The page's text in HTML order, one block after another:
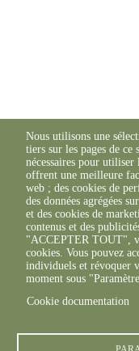
Nous utilisons une
tiers sur les pages de ce
nécessaires pour
offrent une meilleure
web ; des cookies de
des données agrégées
et des cookies de
contenus et des
"ACCEPTER TOUT",
cookies. Vous pouvez
individuels et révoquer
moment sous
Cookie documentation